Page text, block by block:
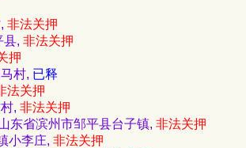
非法关押
县, 非法关押
押
村, 已释
法关押
, 非法关押
东省滨州市邹平县台子镇, 非法关押
小李庄, 非法关押